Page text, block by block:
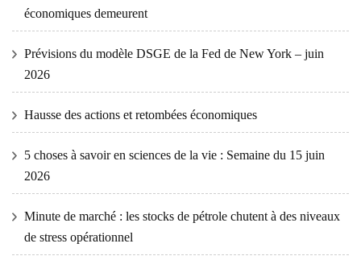
économiques demeurent
Prévisions du modèle DSGE de la Fed de New York – juin
2026
Hausse des actions et retombées économiques
5 choses à savoir en sciences de la vie : Semaine du 15 juin
2026
Minute de marché : les stocks de pétrole chutent à des niveaux
de stress opérationnel